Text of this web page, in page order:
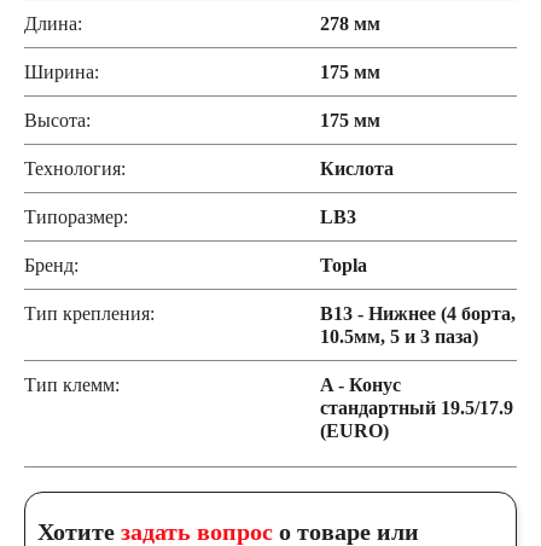
Длина: 278 мм
Ширина: 175 мм
Высота: 175 мм
Технология: Кислота
Типоразмер: LB3
Бренд: Topla
Тип крепления:
B13 - Нижнее (4 борта,
10.5мм, 5 и 3 паза)
Тип клемм:
A - Конус
стандартный 19.5/17.9
(EURO)
Хотите задать вопрос о товаре или